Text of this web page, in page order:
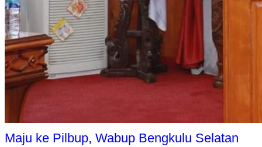
Maju ke Pilbup, Wabup Bengkulu Selatan